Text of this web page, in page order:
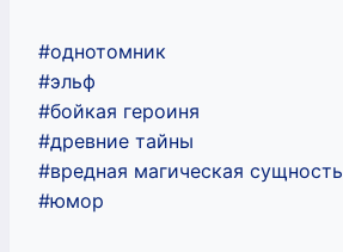
#однотомник
#эльф
#бойкая героиня
#древние тайны
#вредная магическая сущность
#юмор